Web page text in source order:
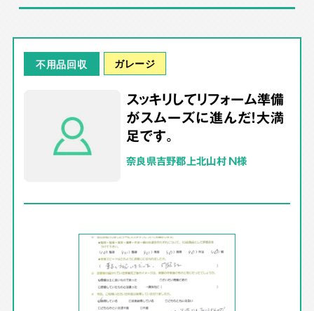
不用品回収 ガレージ
スッキリしてリフォーム準備
がスムーズに進んだ！大満
足です。
奈良県吉野郡上北山村 N様